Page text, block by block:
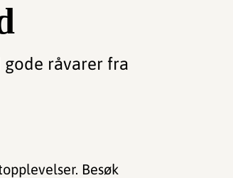
gode råvarer fra
Besøk